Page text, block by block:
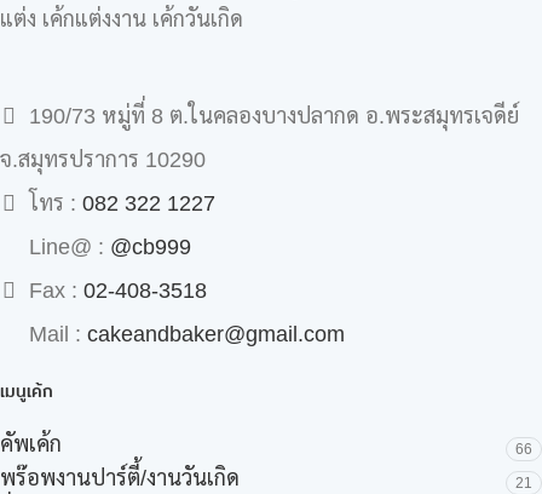
แต่ง เค้กแต่งงาน เค้กวันเกิด
190/73 หมู่ที่ 8 ต.ในคลองบางปลากด อ.พระสมุทรเจดีย์
จ.สมุทรปราการ 10290
โทร : 082 322 1227
Line@ : @cb999
Fax : 02-408-3518
Mail : cakeandbaker@gmail.com
เมนูเค้ก
คัพเค้ก 66
พร๊อพงานปาร์ตี้/งานวันเกิด 21